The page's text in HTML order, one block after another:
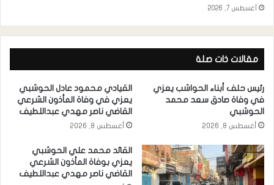
أغسطس 7, 2026
مقالات ذات صلة
رئيس حلف أبناء الحواشب يعزي
في وفاة صادق سعد محمد
الحوشبي
أغسطس 8, 2026
القيادي محمود عادل الحوشبي
يعزي في وفاة المأذون الشرعي
القاضي ناصر مهدي عبداللطيف
أغسطس 8, 2026
القائد محمد علي الحوشبي
يعزي بوفاة المأذون الشرعي
القاضي ناصر مهدي عبداللطيف